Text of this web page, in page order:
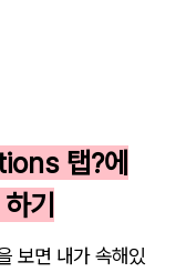
탭?에
기
보면 내가 속해있